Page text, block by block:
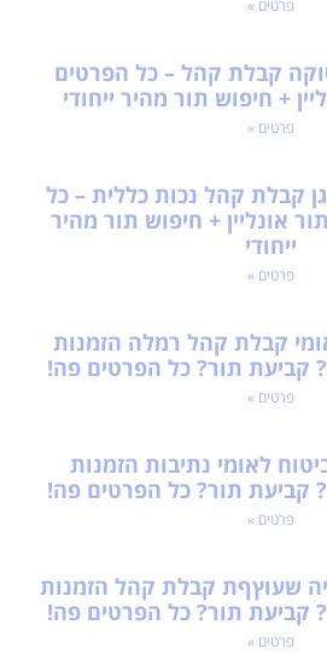
+ חיפוש תור מהיר ייחודי
פרטים »
אונליין + חיפוש תור מהיר
ייחודי
פרטים »
קביעת תור? כל הפרטים פה!
פרטים »
קביעת תור? כל הפרטים פה!
פרטים »
קביעת תור? כל הפרטים פה!
פרטים »